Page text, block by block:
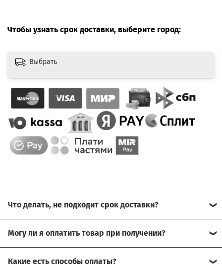
Чтобы узнать срок доставки, выберите город:
Выбрать
помочь.